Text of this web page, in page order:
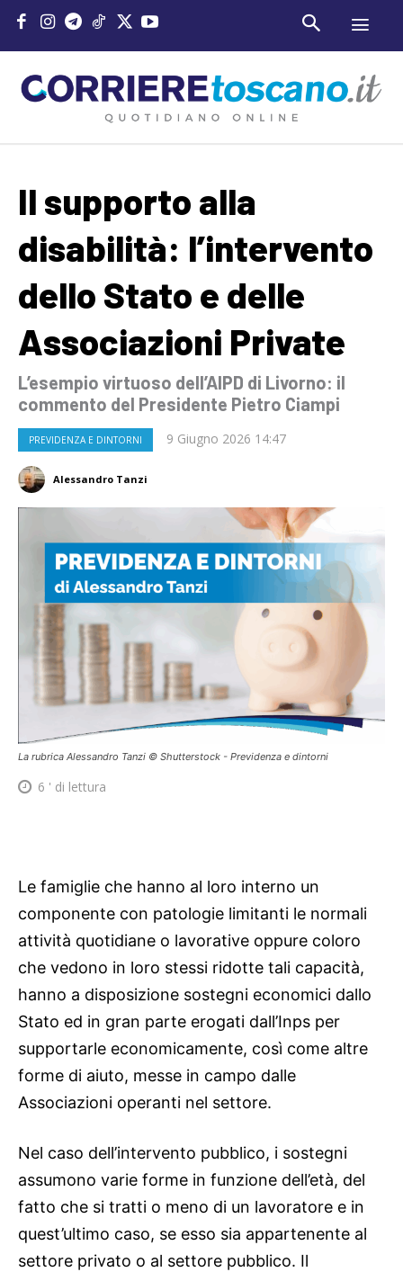
Il supporto alla
disabilità: l’intervento
dello Stato e delle
Associazioni Private
L’esempio virtuoso dell’AIPD di Livorno: il
commento del Presidente Pietro Ciampi
PREVIDENZA E DINTORNI 9 Giugno 2026 14:47
Alessandro Tanzi
La rubrica Alessandro Tanzi © Shutterstock - Previdenza e dintorni
6 ' di lettura
Le famiglie che hanno al loro interno un
componente con patologie limitanti le normali
attività quotidiane o lavorative oppure coloro
che vedono in loro stessi ridotte tali capacità,
hanno a disposizione sostegni economici dallo
Stato ed in gran parte erogati dall’Inps per
supportarle economicamente, così come altre
forme di aiuto, messe in campo dalle
Associazioni operanti nel settore.
Nel caso dell’intervento pubblico, i sostegni
assumono varie forme in funzione dell’età, del
fatto che si tratti o meno di un lavoratore e in
quest’ultimo caso, se esso sia appartenente al
settore privato o al settore pubblico. Il